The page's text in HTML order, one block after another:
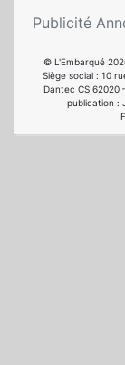
Publicité
© L'Embarqué
Siège social : 10
Dantec CS 62020
publication :